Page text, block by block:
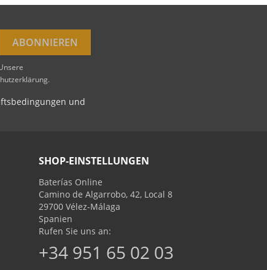
und
SHOP-EINSTELLUNGEN
Baterías Online
Camino de Algarrobo, 42, Local 8
29700 Vélez-Málaga
Spanien
Rufen Sie uns an:
+34 951 65 02 03